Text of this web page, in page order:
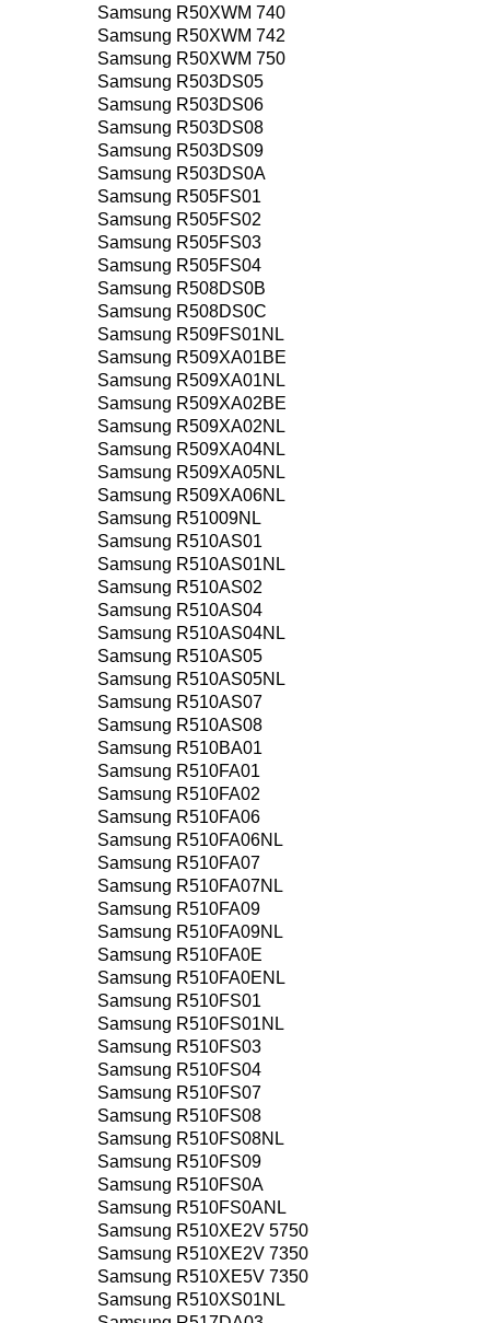
Samsung R50XWM 740
Samsung R50XWM 742
Samsung R50XWM 750
Samsung R503DS05
Samsung R503DS06
Samsung R503DS08
Samsung R503DS09
Samsung R503DS0A
Samsung R505FS01
Samsung R505FS02
Samsung R505FS03
Samsung R505FS04
Samsung R508DS0B
Samsung R508DS0C
Samsung R509FS01NL
Samsung R509XA01BE
Samsung R509XA01NL
Samsung R509XA02BE
Samsung R509XA02NL
Samsung R509XA04NL
Samsung R509XA05NL
Samsung R509XA06NL
Samsung R51009NL
Samsung R510AS01
Samsung R510AS01NL
Samsung R510AS02
Samsung R510AS04
Samsung R510AS04NL
Samsung R510AS05
Samsung R510AS05NL
Samsung R510AS07
Samsung R510AS08
Samsung R510BA01
Samsung R510FA01
Samsung R510FA02
Samsung R510FA06
Samsung R510FA06NL
Samsung R510FA07
Samsung R510FA07NL
Samsung R510FA09
Samsung R510FA09NL
Samsung R510FA0E
Samsung R510FA0ENL
Samsung R510FS01
Samsung R510FS01NL
Samsung R510FS03
Samsung R510FS04
Samsung R510FS07
Samsung R510FS08
Samsung R510FS08NL
Samsung R510FS09
Samsung R510FS0A
Samsung R510FS0ANL
Samsung R510XE2V 5750
Samsung R510XE2V 7350
Samsung R510XE5V 7350
Samsung R510XS01NL